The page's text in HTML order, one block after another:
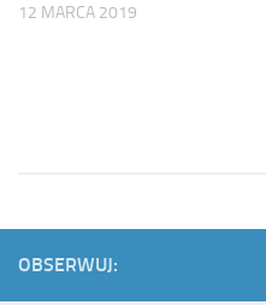
12 MARCA 2019
OBSERWUJ: